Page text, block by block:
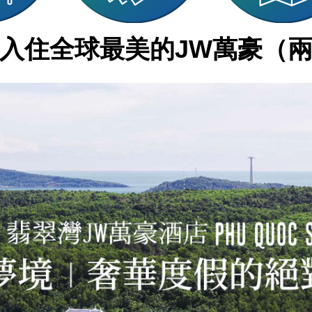
住全球最美的JW萬豪（